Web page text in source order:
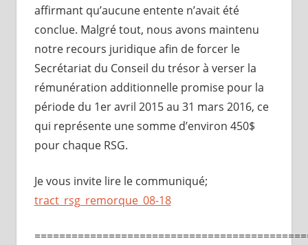
affirmant qu’aucune entente n’avait été
conclue. Malgré tout, nous avons maintenu
notre recours juridique afin de forcer le
Secrétariat du Conseil du trésor à verser la
rémunération additionnelle promise pour la
période du 1er avril 2015 au 31 mars 2016, ce
qui représente une somme d’environ 450$
pour chaque RSG.
Je vous invite lire le communiqué;
tract_rsg_remorque_08-18